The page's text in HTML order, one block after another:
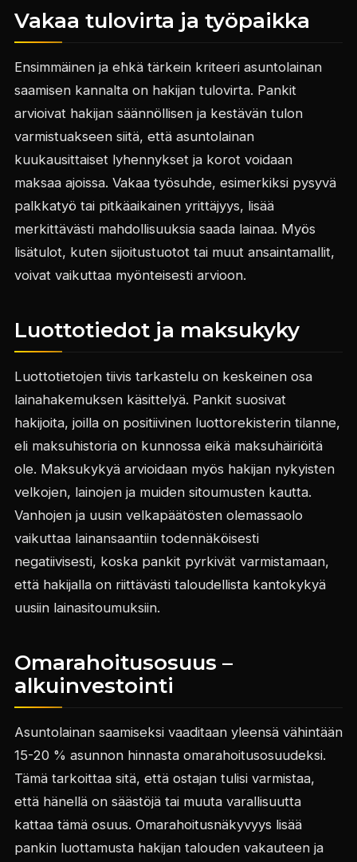
Vakaa tulovirta ja työpaikka
Ensimmäinen ja ehkä tärkein kriteeri asuntolainan
saamisen kannalta on hakijan tulovirta. Pankit
arvioivat hakijan säännöllisen ja kestävän tulon
varmistuakseen siitä, että asuntolainan
kuukausittaiset lyhennykset ja korot voidaan
maksaa ajoissa. Vakaa työsuhde, esimerkiksi pysyvä
palkkatyö tai pitkäaikainen yrittäjyys, lisää
merkittävästi mahdollisuuksia saada lainaa. Myös
lisätulot, kuten sijoitustuotot tai muut ansaintamallit,
voivat vaikuttaa myönteisesti arvioon.
Luottotiedot ja maksukyky
Luottotietojen tiivis tarkastelu on keskeinen osa
lainahakemuksen käsittelyä. Pankit suosivat
hakijoita, joilla on positiivinen luottorekisterin tilanne,
eli maksuhistoria on kunnossa eikä maksuhäiriöitä
ole. Maksukykyä arvioidaan myös hakijan nykyisten
velkojen, lainojen ja muiden sitoumusten kautta.
Vanhojen ja uusin velkapäätösten olemassaolo
vaikuttaa lainansaantiin todennäköisesti
negatiivisesti, koska pankit pyrkivät varmistamaan,
että hakijalla on riittävästi taloudellista kantokykyä
uusiin lainasitoumuksiin.
Omarahoitusosuus –
alkuinvestointi
Asuntolainan saamiseksi vaaditaan yleensä vähintään
15-20 % asunnon hinnasta omarahoitusosuudeksi.
Tämä tarkoittaa sitä, että ostajan tulisi varmistaa,
että hänellä on säästöjä tai muuta varallisuutta
kattaa tämä osuus. Omarahoitusnäkyvyys lisää
pankin luottamusta hakijan talouden vakauteen ja